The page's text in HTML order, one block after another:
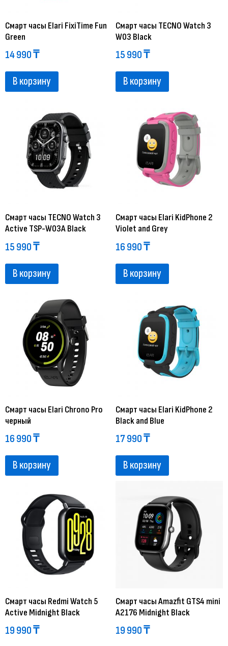
Смарт часы Elari FixiTime Fun
Green
14 990₸
В корзину
Смарт часы TECNO Watch 3
W03 Black
15 990₸
В корзину
Смарт часы TECNO Watch 3
Active TSP-W03A Black
15 990₸
В корзину
Смарт часы Elari KidPhone 2
Violet and Grey
16 990₸
В корзину
Смарт часы Elari Chrono Pro
черный
16 990₸
В корзину
Смарт часы Elari KidPhone 2
Black and Blue
17 990₸
В корзину
Смарт часы Redmi Watch 5
Active Midnight Black
19 990₸
Смарт часы Amazfit GTS4 mini
A2176 Midnight Black
19 990₸